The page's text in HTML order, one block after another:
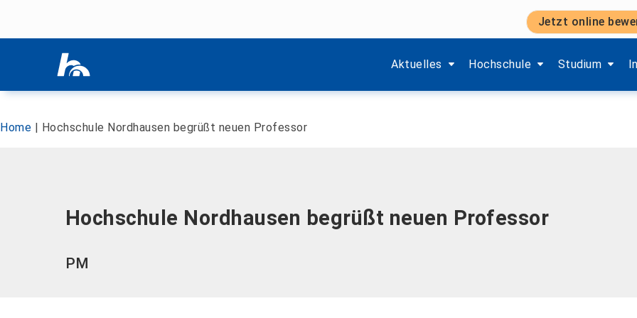
Jetzt online
Aktuelles
Zeige Menü-Unterpunkte von 'Aktuelles'.
Hochschule
Zeige Menü-Unterpunkte von
Studium
Zeige Menü-
Home | Hochschule Nordhausen begrüßt neuen Professor
Hochschule Nordhausen begrüßt neuen Professor
PM